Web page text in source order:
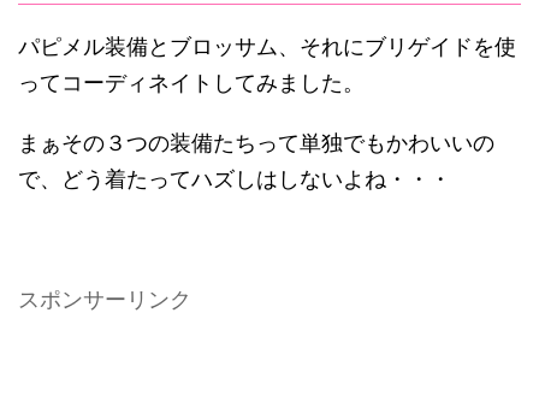
パピメル装備とブロッサム、それにブリゲイドを使
ってコーディネイトしてみました。
まぁその３つの装備たちって単独でもかわいいの
で、どう着たってハズしはしないよね・・・
スポンサーリンク